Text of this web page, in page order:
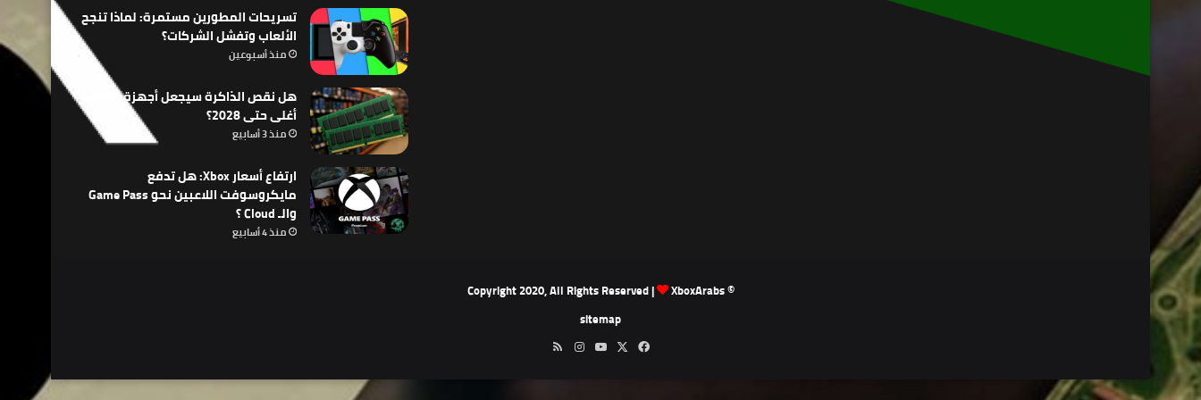
تسريحات المطورين مستمرة: لماذا تنجح
الألعاب وتفشل الشركات؟
منذ أسبوعين
هل نقص الذاكرة سيجعل أجهزة الألعاب
أغلى حتى 2028؟
منذ 3 أسابيع
ارتفاع أسعار Xbox: هل تدفع
مايكروسوفت اللاعبين نحو Game Pass
والـ Cloud ؟
منذ 4 أسابيع
© Copyright 2020, All Rights Reserved |
XboxArabs
sitemap
فيسبوك ‫YouTubeانستقرام